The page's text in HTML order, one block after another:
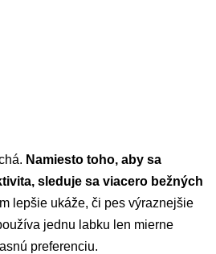
Namiesto toho, aby sa
sleduje sa viacero bežných
lepšie ukáže, či pes výraznejšie
jednu labku len mierne
preferenciu.